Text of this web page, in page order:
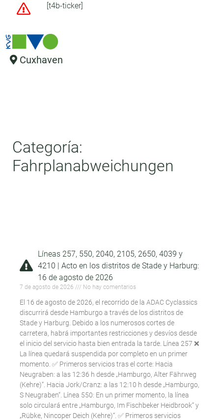
[t4b-ticker]
Cuxhaven
Categoría:
Fahrplanabweichungen
Líneas 257, 550, 2040, 2105, 2650, 4039 y
4210 | Acto en los distritos de Stade y Harburg:
16 de agosto de 2026
7 de agosto de 2026 No hay comentarios
El 16 de agosto de 2026, el recorrido de la ADAC Cyclassics
discurrirá desde Hamburgo a través de los distritos de
Stade y Harburg. Debido a los numerosos cortes de
carretera, habrá importantes restricciones y desvíos desde
el inicio del servicio hasta bien entrada la tarde. Línea 257 ❌
La línea quedará suspendida por completo en un primer
momento. ✅ Primeros servicios tras el corte: Hacia
Neugraben: a las 12:36 h desde „Hamburgo, Alter Fährweg
(Kehre)“. Hacia Jork/Cranz: a las 12:10 h desde „Hamburgo,
S Neugraben“. Línea 550: En un primer momento, la línea
solo circulará entre „Hamburgo, Im Fischbeker Heidbrook“ y
„Rübke, Nincoper Deich (Kehre)“. ✅ Primeros servicios